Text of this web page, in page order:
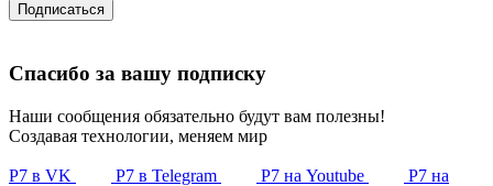
Подписаться
Спасибо за вашу подписку
Наши сообщения обязательно будут вам полезны!
Создавая технологии, меняем мир
Р7 в VK Р7 в Telegram Р7 на Youtube Р7 на